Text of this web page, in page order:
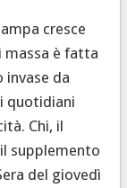
cresce
massa è fatta
invase da
quotidiani
Chi, il
supplemento
del giovedì